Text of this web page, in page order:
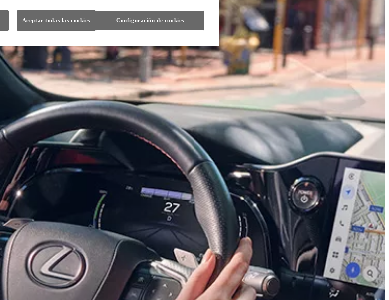
Configuración de cookies
Aceptar todas las cookies